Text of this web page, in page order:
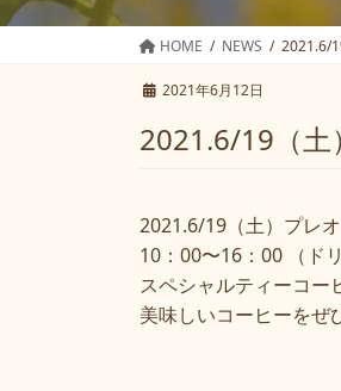
HOME NEWS 2021.6/
2021年6月12日
2021.6/19（土
2021.6/19（土）プレ
10：00〜16：00 （ド
スペシャルティーコー
美味しいコーヒーをぜ